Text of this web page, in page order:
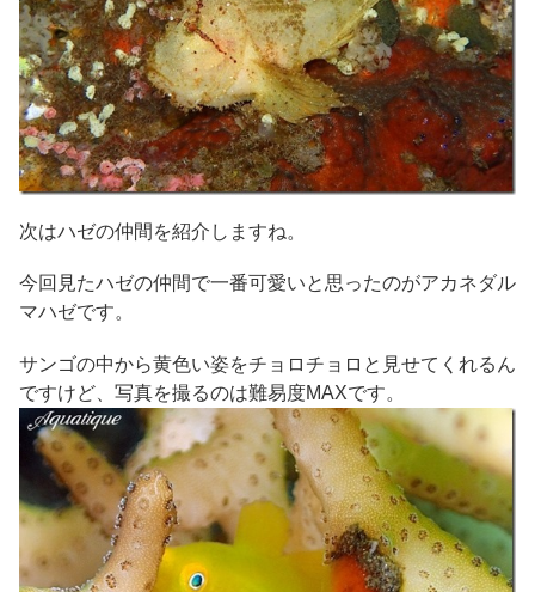
次はハゼの仲間を紹介しますね。
今回見たハゼの仲間で一番可愛いと思ったのがアカネダル
マハゼです。
サンゴの中から黄色い姿をチョロチョロと見せてくれるん
ですけど、写真を撮るのは難易度MAXです。